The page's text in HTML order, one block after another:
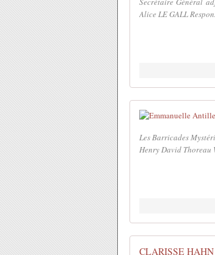
Alice LE GALL
Les Barricades
Henry David Thoreau
CLARISSE